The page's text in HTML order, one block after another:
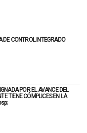
DE CONTROL INTEGRADO
POR EL AVANCE DEL
TIENE CÓMPLICES EN LA